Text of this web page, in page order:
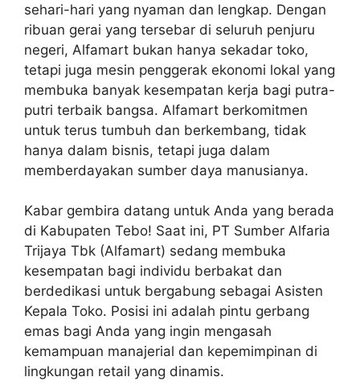
sehari-hari yang nyaman dan lengkap. Dengan
ribuan gerai yang tersebar di seluruh penjuru
negeri, Alfamart bukan hanya sekadar toko,
tetapi juga mesin penggerak ekonomi lokal yang
membuka banyak kesempatan kerja bagi putra-
putri terbaik bangsa. Alfamart berkomitmen
untuk terus tumbuh dan berkembang, tidak
hanya dalam bisnis, tetapi juga dalam
memberdayakan sumber daya manusianya.
Kabar gembira datang untuk Anda yang berada
di Kabupaten Tebo! Saat ini, PT Sumber Alfaria
Trijaya Tbk (Alfamart) sedang membuka
kesempatan bagi individu berbakat dan
berdedikasi untuk bergabung sebagai Asisten
Kepala Toko. Posisi ini adalah pintu gerbang
emas bagi Anda yang ingin mengasah
kemampuan manajerial dan kepemimpinan di
lingkungan retail yang dinamis.